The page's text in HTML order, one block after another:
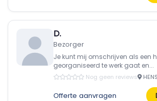
D.
Bezorger
Je kunt mij omschrijven als een
georganiseerd te werk gaat en...
Nog geen reviews
Offerte aanvragen